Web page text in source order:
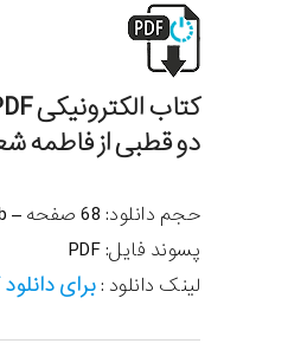
دو قطبیاز فاطمه
حجم دانلود: 68 صفحه – 3.33Mb
پسوند فایل: PDF
لینک دانلود :برای